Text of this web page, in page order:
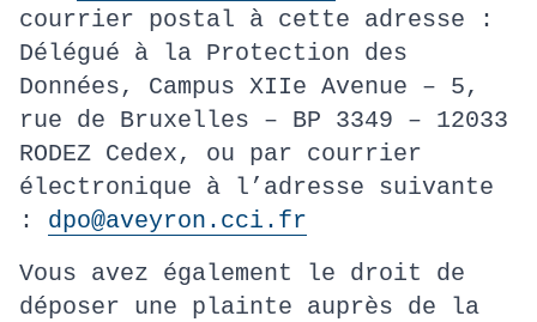
courrier postal à cette adresse :
Délégué à la Protection des
Données, Campus XIIe Avenue – 5,
rue de Bruxelles – BP 3349 – 12033
RODEZ Cedex, ou par courrier
électronique à l’adresse suivante
: dpo@aveyron.cci.fr
Vous avez également le droit de
déposer une plainte auprès de la